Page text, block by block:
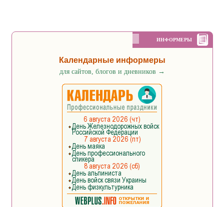
ИНФОРМЕРЫ
Календарные информеры
для сайтов, блогов и дневников →